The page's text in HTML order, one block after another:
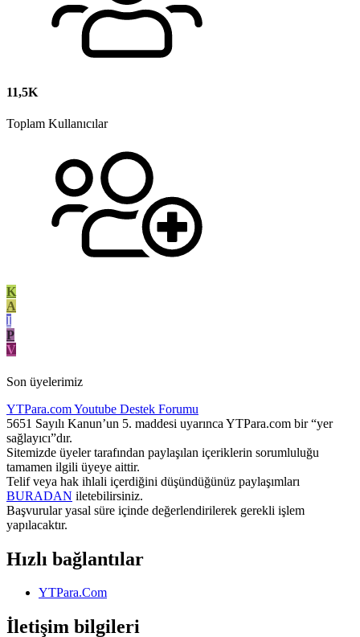
11,5K
Toplam Kullanıcılar
K
A
I
P
V
Son üyelerimiz
YTPara.comYoutube Destek Forumu
5651 Sayılı Kanun’un 5. maddesi uyarınca YTPara.com bir “yer
sağlayıcı”dır.
Sitemizde üyeler tarafından paylaşılan içeriklerin sorumluluğu
tamamen ilgili üyeye aittir.
Telif veya hak ihlali içerdiğini düşündüğünüz paylaşımları
BURADAN iletebilirsiniz.
Başvurular yasal süre içinde değerlendirilerek gerekli işlem
yapılacaktır.
Hızlı bağlantılar
YTPara.Com
İletişim bilgileri